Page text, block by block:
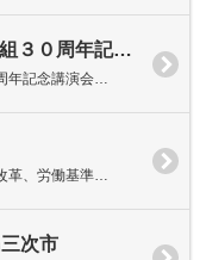
大田・笠岡友好都市縁組３０周年記念講演会「井戸公碑をたずねて」の開催について
年記念講演会…
革、労働基準…
次市